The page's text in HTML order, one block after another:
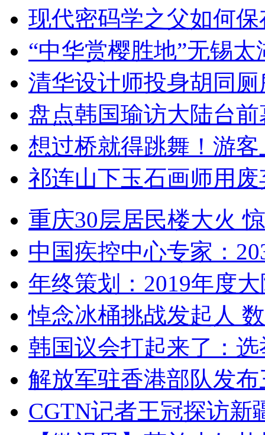
现代密码学之父如何
“中华赏樱胜地”无锡
清华设计师投身胡同
盘点韩国瑜访大陆台
想过桥就得跳舞！游客
祁连山下玉石画师用
重庆30层居民楼大火
中国疾控中心专家：
年终策划：2019年度
悼念冰桶挑战发起人
韩国议会打起来了：
解放军驻香港部队发
CGTN记者王冠探访新